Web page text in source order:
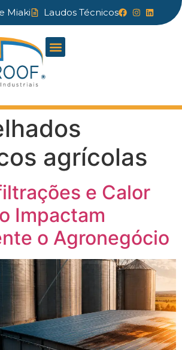
Miaki Laudos Técnicos
agrícolas
e Calor
Impactam
o Agronegócio